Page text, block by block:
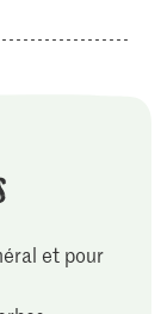
et pour